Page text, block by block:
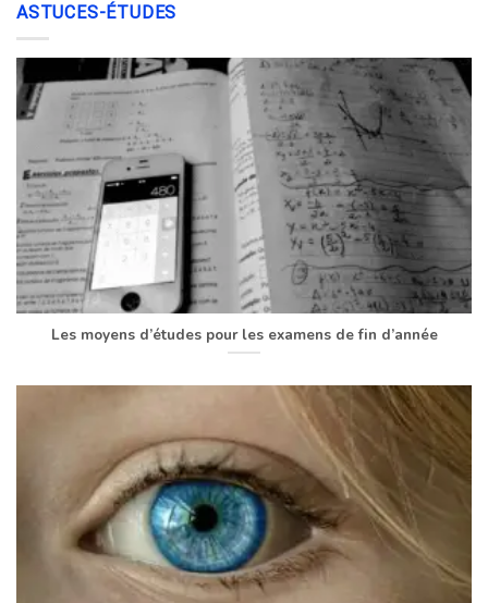
ASTUCES-ÉTUDES
Les moyens d’études pour les examens de fin d’année